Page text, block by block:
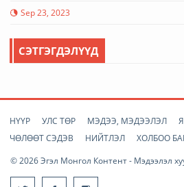
Sep 23, 2023
СЭТГЭГДЭЛҮҮД
НҮҮР УЛС ТӨР МЭДЭЭ, МЭДЭЭЛЭЛ
ЧӨЛӨӨТ СЭДЭВ
НИЙТЛЭЛ
ХОЛБОО
© 2026 Эгэл Монгол Контент - Мэдээлэл